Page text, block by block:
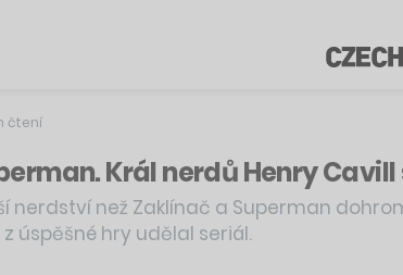
čtení
Král nerdů Henry
nerdství než Zaklínač a Superman
úspěšné hry udělal seriál.